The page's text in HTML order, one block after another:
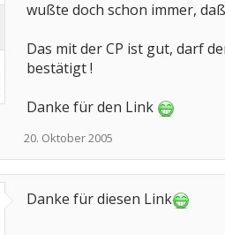
wußte doch schon immer,
Das mit der CP ist gut, darf
bestätigt !
Danke für den Link
20. Oktober 2005
Danke für diesen Link